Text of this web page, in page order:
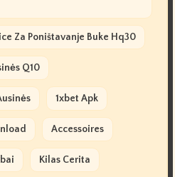
Za Poništavanje Buke Hq30
Q10
1xbet Apk
Accessoires
Kilas Cerita